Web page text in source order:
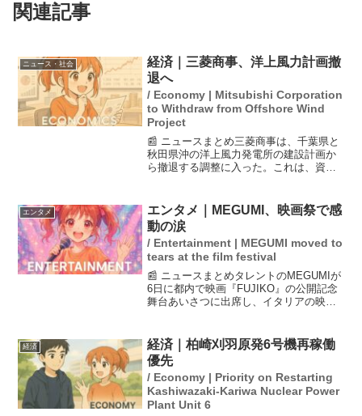
関連記事
ニュース・社会
経済｜三菱商事、洋上風力計画撤
退へ
/ Economy | Mitsubishi Corporation
to Withdraw from Offshore Wind
Project
📰 ニュースまとめ三菱商事は、千葉県と
秋田県沖の洋上風力発電所の建設計画か
ら撤退する調整に入った。これは、資材
たためだ。国内の洋上風力市場における
コスト問題は深刻で、事...
エンタメ
エンタメ｜MEGUMI、映画祭で感
動の涙
/ Entertainment | MEGUMI moved to
tears at the film festival
📰 ニュースまとめタレントのMEGUMIが
6日に都内で映画『FUJIKO』の公開記念
舞台あいさつに出席し、イタリアの映画
じ、抱き合って泣いたエピソードを明か
した。MEG...
経済
経済｜柏崎刈羽原発6号機再稼働
優先
/ Economy | Priority on Restarting
Kashiwazaki-Kariwa Nuclear Power
Plant Unit 6